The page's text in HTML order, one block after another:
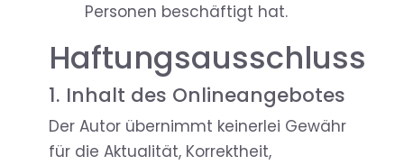
Personen beschäftigt hat.
Haftungsausschluss
1. Inhalt des Onlineangebotes
Der Autor übernimmt keinerlei Gewähr
für die Aktualität, Korrektheit,